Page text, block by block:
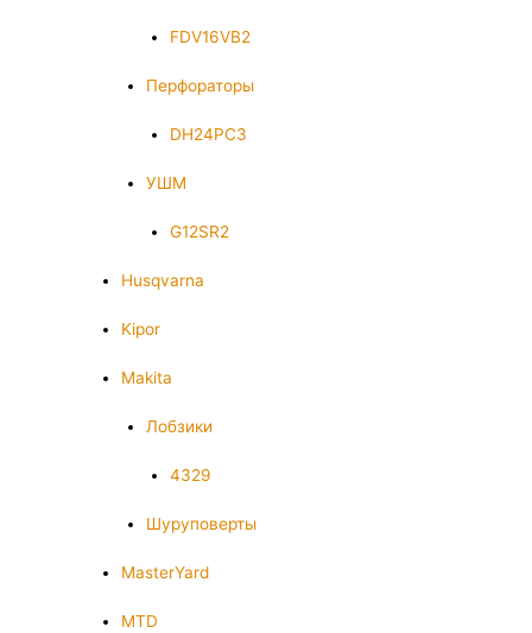
FDV16VB2
Перфораторы
DH24PC3
УШМ
G12SR2
Husqvarna
Kipor
Makita
Лобзики
4329
Шуруповерты
MasterYard
MTD